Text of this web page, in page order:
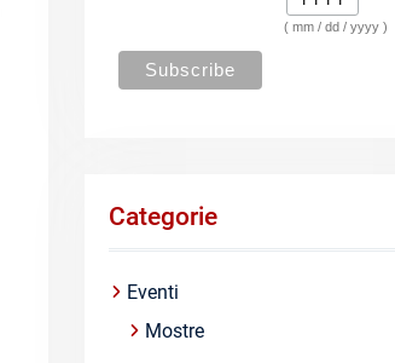
( mm / dd / yyyy )
Categorie
Eventi
Mostre